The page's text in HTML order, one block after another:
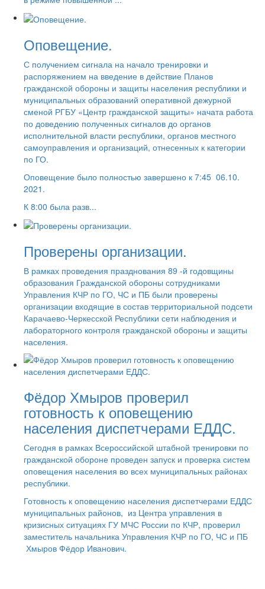
Оповещение.
С получением сигнала на начало тренировки и
распоряжением на введение в действие Планов
гражданской обороны и защиты населения республики и
муниципальных образований оперативной дежурной
сменой РГБУ «Центр гражданской защиты» начата работа
по доведению полученных сигналов до органов
исполнительной власти республики, органов местного
самоуправления и организаций, отнесенных к категории
по ГО.
Оповещение было полностью завершено к 7:45 06.10.
2021.
К 8:00 была разв...
Проверены организации.
В рамках проведения празднования 89 -й годовщины
образования Гражданской обороны сотрудниками
Управления КЧР по ГО, ЧС и ПБ были проверены
организации входящие в состав территориальной подсети
Карачаево-Черкесской Республики сети наблюдения и
лабораторного контроля гражданской обороны и защиты
населения.
Фёдор Хмыров проверил
готовность к оповещению
населения диспетчерами ЕДДС.
Сегодня в рамках Всероссийской штабной тренировки по
гражданской обороне проведен запуск и проверка систем
оповещения населения во всех муниципальных районах
республики.
Готовность к оповещению населения диспетчерами ЕДДС
муниципальных районов, из Центра управления в
кризисных ситуациях ГУ МЧС России по КЧР, проверил
заместитель начальника Управления КЧР по ГО, ЧС и ПБ
Хмыров Фёдор Иванович.